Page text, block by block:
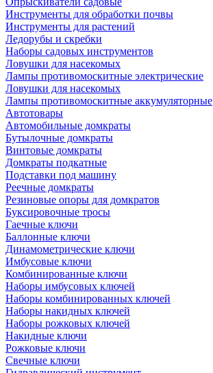
Инструменты для обработки почвы
Инструменты для растений
Ледорубы и скребки
Наборы садовых инструментов
Ловушки для насекомых
Лампы противомоскитные электрические
Ловушки для насекомых
Лампы противомоскитные аккумуляторные
Автотовары
Автомобильные домкраты
Бутылочные домкраты
Винтовые домкраты
Домкраты подкатные
Подставки под машину
Реечные домкраты
Резиновые опоры для домкратов
Буксировочные тросы
Гаечные ключи
Баллонные ключи
Динамометрические ключи
Имбусовые ключи
Комбинированные ключи
Наборы имбусовых ключей
Наборы комбинированных ключей
Наборы накидных ключей
Наборы рожковых ключей
Накидные ключи
Рожковые ключи
Свечные ключи